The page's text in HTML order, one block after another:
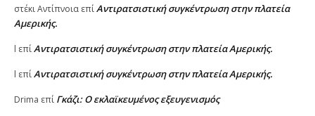
στέκι Αντίπνοια επίΑντιρατσιστική συγκέντρωση στην πλατεία
Αμερικής.
l επίΑντιρατσιστική συγκέντρωση στην πλατεία Αμερικής.
l επίΑντιρατσιστική συγκέντρωση στην πλατεία Αμερικής.
Drima επί Γκάζι: Ο εκλαϊκευμένος εξευγενισμός